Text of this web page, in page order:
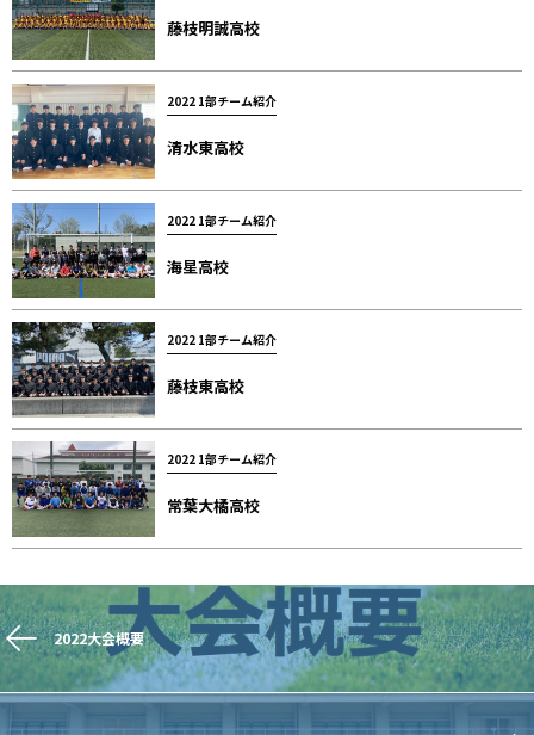
藤枝明誠高校
2022 1部チーム紹介
清水東高校
2022 1部チーム紹介
海星高校
2022 1部チーム紹介
藤枝東高校
2022 1部チーム紹介
常葉大橘高校
2022大会概要